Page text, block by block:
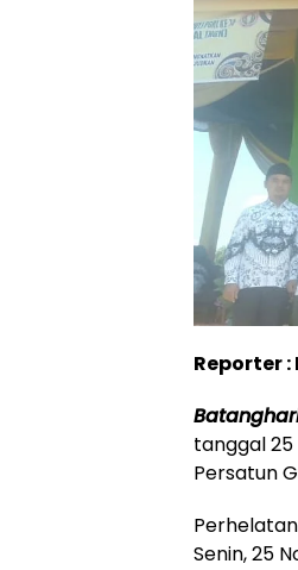
Reporter
tanggal 25
Persatun
Senin, 25